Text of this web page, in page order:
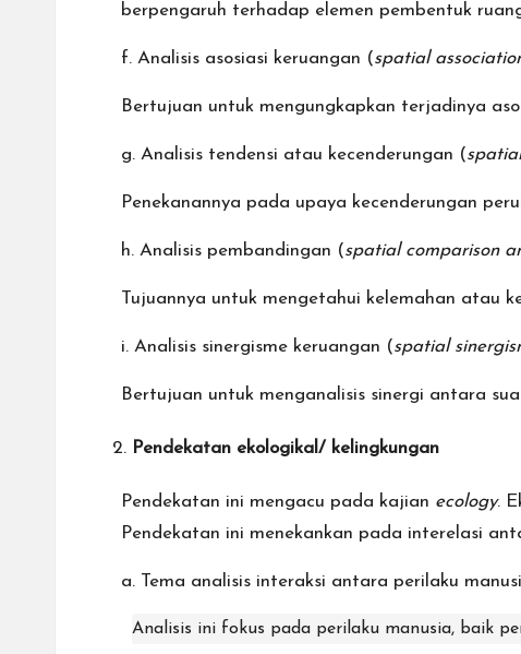
berpengaruh terhadap elemen pembentuk
f. Analisis asosiasi keruangan (spatial
Bertujuan untuk mengungkapkan terjadinya
g. Analisis tendensi atau kecenderungan (
Penekanannya pada upaya kecenderungan
h. Analisis pembandingan (spatial comparison
Tujuannya untuk mengetahui kelemahan atau
i. Analisis sinergisme keruangan (spatial
Bertujuan untuk menganalisis sinergi antara
Pendekatan ekologikal/ kelingkungan
Pendekatan ini mengacu pada kajian ecology.
Pendekatan ini menekankan pada interelasi
a. Tema analisis interaksi antara perilaku
Analisis ini fokus pada perilaku manusia, baik